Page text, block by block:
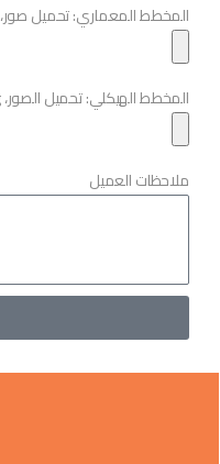
المخطط المعماري: تحميل صور، PDF، dwg
المخطط الهيكلي: تحميل الصور، PDF، dwg
ملاحظات العميل